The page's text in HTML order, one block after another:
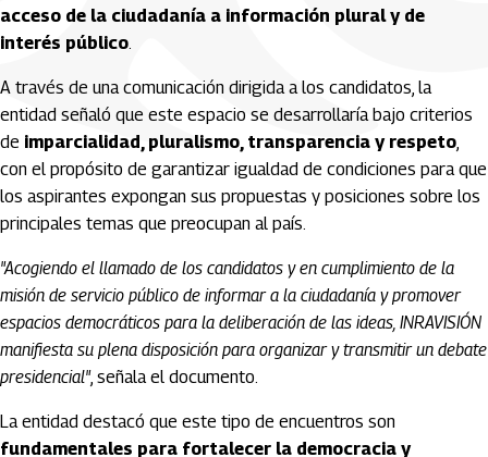
acceso de la ciudadanía a información plural y de
interés público.
A través de una comunicación dirigida a los candidatos, la
entidad señaló que este espacio se desarrollaría bajo criterios
de imparcialidad, pluralismo, transparencia y respeto,
con el propósito de garantizar igualdad de condiciones para que
los aspirantes expongan sus propuestas y posiciones sobre los
principales temas que preocupan al país.
"Acogiendo el llamado de los candidatos y en cumplimiento de la
misión de servicio público de informar a la ciudadanía y promover
espacios democráticos para la deliberación de las ideas, INRAVISIÓN
manifiesta su plena disposición para organizar y transmitir un debate
presidencial", señala el documento.
La entidad destacó que este tipo de encuentros son
fundamentales para fortalecer la democracia y